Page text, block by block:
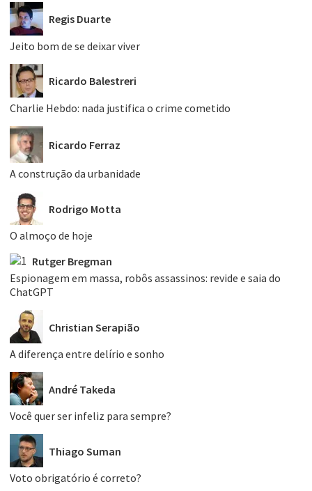
Regis Duarte
Jeito bom de se deixar viver
Ricardo Balestreri
Charlie Hebdo: nada justifica o crime cometido
Ricardo Ferraz
A construção da urbanidade
Rodrigo Motta
O almoço de hoje
Rutger Bregman
Espionagem em massa, robôs assassinos: revide e saia do
ChatGPT
Christian Serapião
A diferença entre delírio e sonho
André Takeda
Você quer ser infeliz para sempre?
Thiago Suman
Voto obrigatório é correto?